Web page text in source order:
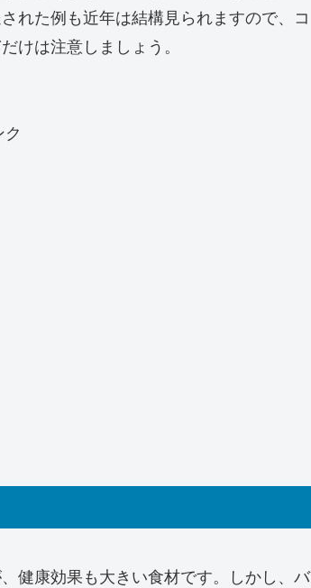
れた例も近年は結構見られますので、コ
けは注意しましょう。
健康効果も大きい食材です。しかし、バ